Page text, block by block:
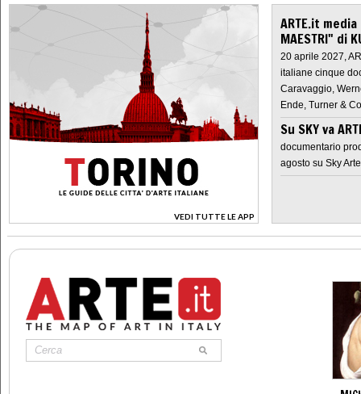
VEDI TUTTE LE APP
>
ARTE.it
MAESTRI" di
20 aprile 2027,
italiane cinque
Caravaggio,
Ende, Turner &
Su SKY va
documentario
agosto su Sky Arte